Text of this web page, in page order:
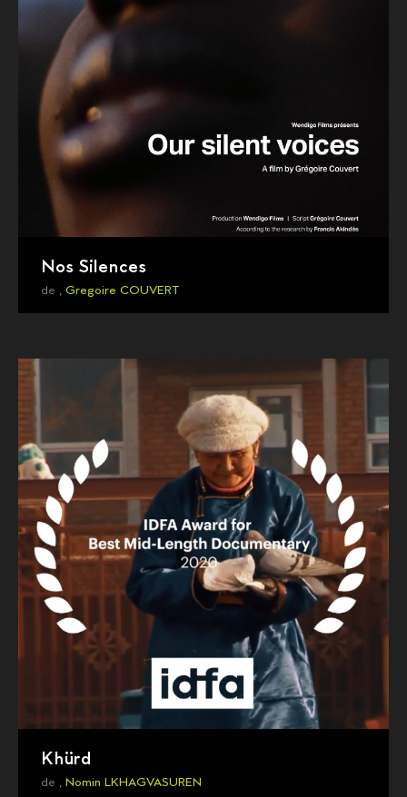
Nos Silences
de , Gregoire COUVERT
Khürd
de , Nomin LKHAGVASUREN